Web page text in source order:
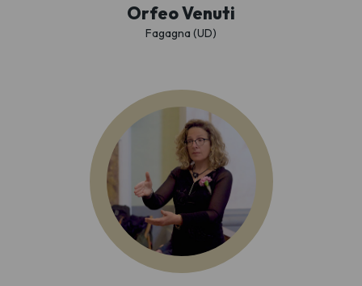
Orfeo Venuti
Fagagna (UD)